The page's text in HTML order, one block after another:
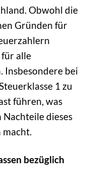
Obwohl die
Gründen für
alle
Insbesondere bei
1 zu
führen, was
dieses
macht.
bezüglich